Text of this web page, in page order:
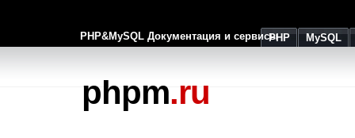
PHP&MySQL Документация и сервисыPHP MySQL
phpm.ru